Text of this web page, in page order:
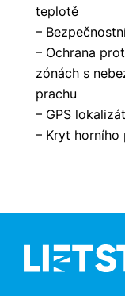
teplotě
–
– Ochrana
zónách s
prachu
– GPS
– Kryt horního